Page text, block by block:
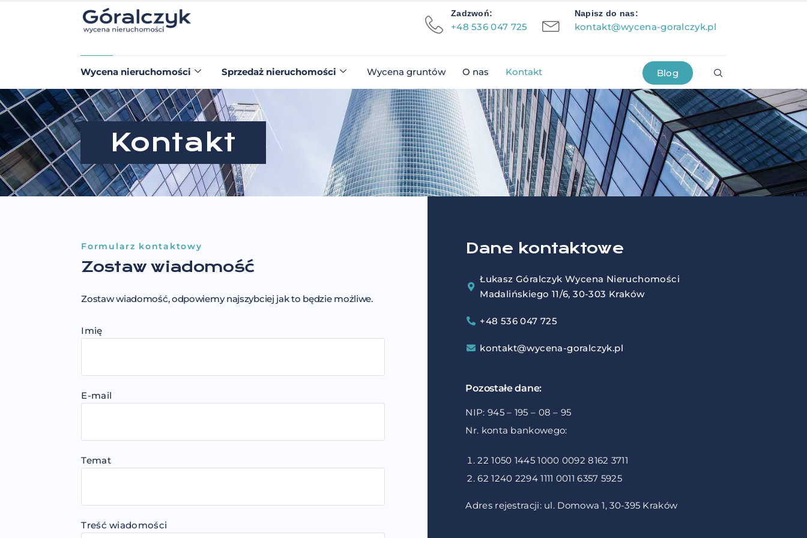
Napisz do nas:
kontakt@wycena-goralczyk.pl
Zadzwoń:
+48 536 047 725
Wycena nieruchomości Sprzedaż nieruchomości Wycena gruntów O nas Kontakt Blog
Kontakt
Formularz kontaktowy
Zostaw wiadomość
Zostaw wiadomość, odpowiemy najszybciej jak to będzie możliwe.
Imię
E-mail
Temat
Treść wiadomości
Dane kontaktowe
Łukasz Góralczyk Wycena Nieruchomości
Madalińskiego 11/6, 30-303 Kraków
+48 536 047 725
kontakt@wycena-goralczyk.pl
Pozostałe dane:
NIP: 945 – 195 – 08 – 95
Nr. konta bankowego:
22 1050 1445 1000 0092 8162 3711
62 1240 2294 1111 0011 6357 5925
Adres rejestracji: ul. Domowa 1, 30-395 Kraków